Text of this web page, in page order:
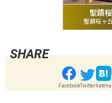
聖蹟
聖蹟桜ヶ
FacebookTwitterhatena